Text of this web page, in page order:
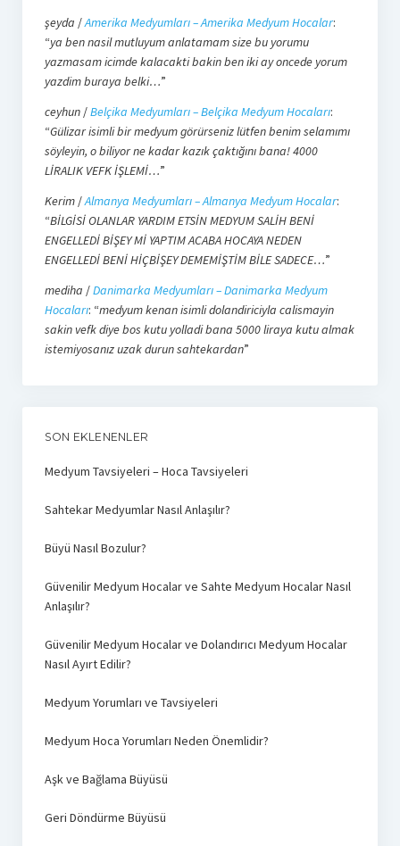
şeyda /Amerika Medyumları – Amerika Medyum Hocalar:
“ya ben nasil mutluyum anlatamam size bu yorumu
yazmasam icimde kalacakti bakin ben iki ay oncede yorum
yazdim buraya belki…”
ceyhun/Belçika Medyumları – Belçika Medyum Hocaları:
“Gülizar isimli bir medyum görürseniz lütfen benim selamımı
söyleyin, o biliyor ne kadar kazık çaktığını bana! 4000
LİRALIK VEFK İŞLEMİ…”
Kerim/Almanya Medyumları – Almanya Medyum Hocalar:
“BİLGİSİ OLANLAR YARDIM ETSİN MEDYUM SALİH BENİ
ENGELLEDİ BİŞEY Mİ YAPTIM ACABA HOCAYA NEDEN
ENGELLEDİ BENİ HİÇBİŞEY DEMEMİŞTİM BİLE SADECE…”
mediha /Danimarka Medyumları – Danimarka Medyum
Hocaları: “medyum kenan isimli dolandiriciyla calismayin
sakin vefk diye bos kutu yolladi bana 5000 liraya kutu almak
istemiyosanız uzak durun sahtekardan”
SON EKLENENLER
Medyum Tavsiyeleri – Hoca Tavsiyeleri
Sahtekar Medyumlar Nasıl Anlaşılır?
Büyü Nasıl Bozulur?
Güvenilir Medyum Hocalar ve Sahte Medyum Hocalar Nasıl
Anlaşılır?
Güvenilir Medyum Hocalar ve Dolandırıcı Medyum Hocalar
Nasıl Ayırt Edilir?
Medyum Yorumları ve Tavsiyeleri
Medyum Hoca Yorumları Neden Önemlidir?
Aşk ve Bağlama Büyüsü
Geri Döndürme Büyüsü